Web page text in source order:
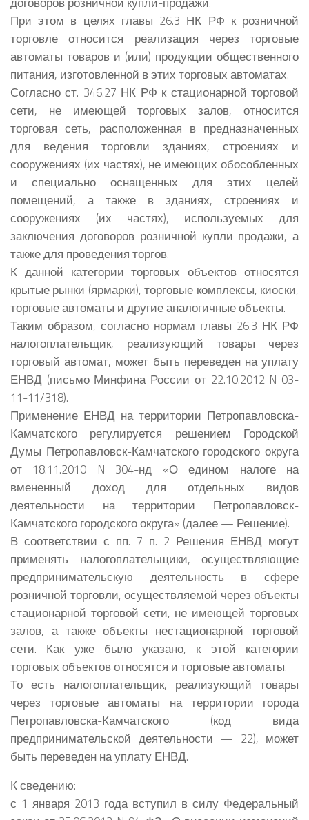
При этом в целях главы 26.3 НК РФ к розничной
торговле относится реализация через торговые
автоматы товаров и (или) продукции общественного
питания, изготовленной в этих торговых автоматах.
Согласно ст. 346.27 НК РФ к стационарной торговой
сети, не имеющей торговых залов, относится
торговая сеть, расположенная в предназначенных
для ведения торговли зданиях, строениях и
сооружениях (их частях), не имеющих обособленных
и специально оснащенных для этих целей
помещений, а также в зданиях, строениях и
сооружениях (их частях), используемых для
заключения договоров розничной купли-продажи, а
также для проведения торгов.
К данной категории торговых объектов относятся
крытые рынки (ярмарки), торговые комплексы, киоски,
торговые автоматы и другие аналогичные объекты.
Таким образом, согласно нормам главы 26.3 НК РФ
налогоплательщик, реализующий товары через
торговый автомат, может быть переведен на уплату
ЕНВД (письмо Минфина России от 22.10.2012 N 03-
11-11/318).
Применение ЕНВД на территории Петропавловска-
Камчатского регулируется решением Городской
Думы Петропавловск-Камчатского городского округа
от 18.11.2010 N 304-нд «О едином налоге на
вмененный доход для отдельных видов
деятельности на территории Петропавловск-
Камчатского городского округа» (далее — Решение).
В соответствии с пп. 7 п. 2 Решения ЕНВД могут
применять налогоплательщики, осуществляющие
предпринимательскую деятельность в сфере
розничной торговли, осуществляемой через объекты
стационарной торговой сети, не имеющей торговых
залов, а также объекты нестационарной торговой
сети. Как уже было указано, к этой категории
торговых объектов относятся и торговые автоматы.
То есть налогоплательщик, реализующий товары
через торговые автоматы на территории города
Петропавловска-Камчатского (код вида
предпринимательской деятельности — 22), может
быть переведен на уплату ЕНВД.
К сведению:
с 1 января 2013 года вступил в силу Федеральный